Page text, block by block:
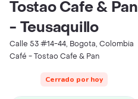
Tostao Cafe & Pan
- Teusaquillo
Calle 53 #14-44, Bogota, Colombia
Café - Tostao Cafe & Pan
Cerrado por hoy